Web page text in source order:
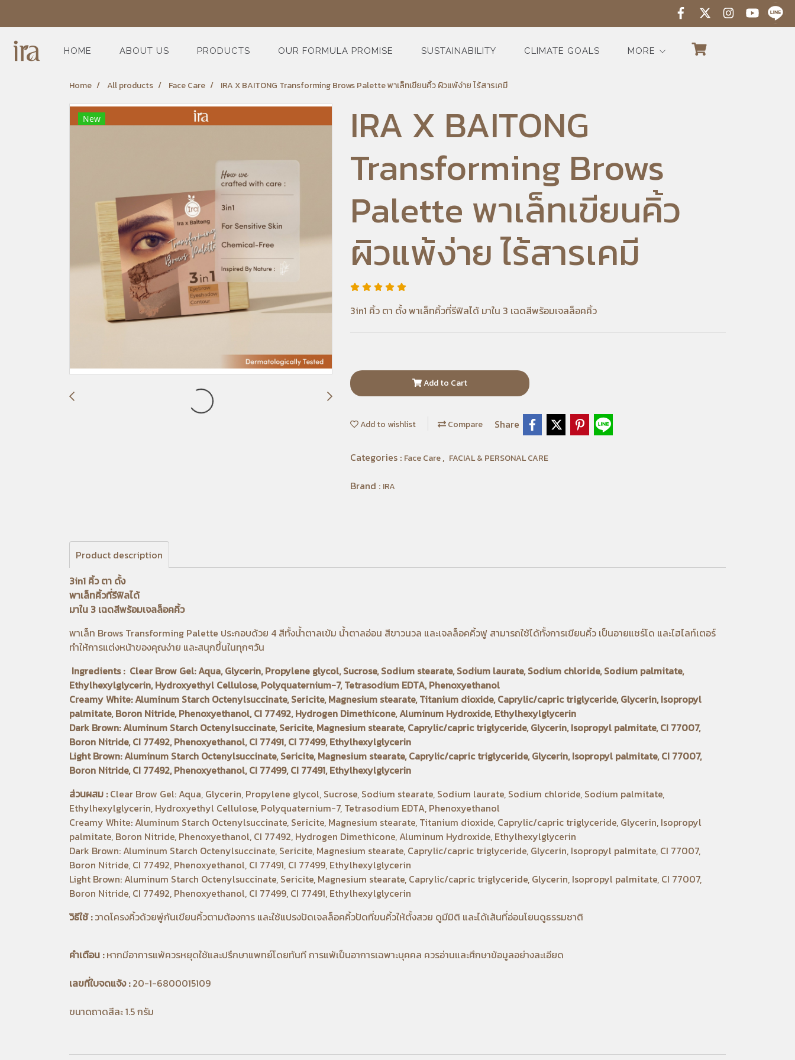
HOME ABOUT US PRODUCTS OUR FORMULA PROMISE SUSTAINABILITY CLIMATE GOALS MORE
Home All products Face Care IRA X BAITONG Transforming Brows Palette พาเล็ทเขียนคิ้ว ผิวแพ้ง่าย ไร้สารเคมี
New
IRA X BAITONG
Transforming Brows
Palette พาเล็ทเขียนคิ้ว
ผิวแพ้ง่าย ไร้สารเคมี
3in1 คิ้ว ตา ดั้ง พาเล็ทคิ้วที่รีฟิลได้ มาใน 3 เฉดสีพร้อมเจลล็อคคิ้ว
Add to Cart
Add to wishlist Compare Share
Categories : Face Care, FACIAL & PERSONAL CARE
Brand : IRA
Product description
3in1 คิ้ว ตา ดั้ง
พาเล็ทคิ้วที่รีฟิลได้
มาใน 3 เฉดสีพร้อมเจลล็อคคิ้ว
พาเล็ท Brows Transforming Palette ประกอบด้วย 4 สีทั้งน้ำตาลเข้ม น้ำตาลอ่อน สีขาวนวล และเจลล็อคคิ้วฟู สามารถใช้ได้ทั้งการเขียนคิ้ว เป็นอายแชร์โด และไฮไลท์เตอร์
ทำให้การแต่งหน้าของคุณง่าย และสนุกขึ้นในทุกๆวัน
Ingredients : Clear Brow Gel: Aqua, Glycerin, Propylene glycol, Sucrose, Sodium stearate, Sodium laurate, Sodium chloride, Sodium palmitate,
Ethylhexylglycerin, Hydroxyethyl Cellulose, Polyquaternium-7, Tetrasodium EDTA, Phenoxyethanol
Creamy White: Aluminum Starch Octenylsuccinate, Sericite, Magnesium stearate, Titanium dioxide, Caprylic/capric triglyceride, Glycerin, Isopropyl
palmitate, Boron Nitride, Phenoxyethanol, CI 77492, Hydrogen Dimethicone, Aluminum Hydroxide, Ethylhexylglycerin
Dark Brown: Aluminum Starch Octenylsuccinate, Sericite, Magnesium stearate, Caprylic/capric triglyceride, Glycerin, Isopropyl palmitate, CI 77007,
Boron Nitride, CI 77492, Phenoxyethanol, CI 77491, CI 77499, Ethylhexylglycerin
Light Brown: Aluminum Starch Octenylsuccinate, Sericite, Magnesium stearate, Caprylic/capric triglyceride, Glycerin, Isopropyl palmitate, CI 77007,
Boron Nitride, CI 77492, Phenoxyethanol, CI 77499, CI 77491, Ethylhexylglycerin
ส่วนผสม :Clear Brow Gel: Aqua, Glycerin, Propylene glycol, Sucrose, Sodium stearate, Sodium laurate, Sodium chloride, Sodium palmitate,
Ethylhexylglycerin, Hydroxyethyl Cellulose, Polyquaternium-7, Tetrasodium EDTA, Phenoxyethanol
Creamy White: Aluminum Starch Octenylsuccinate, Sericite, Magnesium stearate, Titanium dioxide, Caprylic/capric triglyceride, Glycerin, Isopropyl
palmitate, Boron Nitride, Phenoxyethanol, CI 77492, Hydrogen Dimethicone, Aluminum Hydroxide, Ethylhexylglycerin
Dark Brown: Aluminum Starch Octenylsuccinate, Sericite, Magnesium stearate, Caprylic/capric triglyceride, Glycerin, Isopropyl palmitate, CI 77007,
Boron Nitride, CI 77492, Phenoxyethanol, CI 77491, CI 77499, Ethylhexylglycerin
Light Brown: Aluminum Starch Octenylsuccinate, Sericite, Magnesium stearate, Caprylic/capric triglyceride, Glycerin, Isopropyl palmitate, CI 77007,
Boron Nitride, CI 77492, Phenoxyethanol, CI 77499, CI 77491, Ethylhexylglycerin
วิธีใช้ :วาดโครงคิ้วด้วยพู่กันเขียนคิ้วตามต้องการ และใช้แปรงปัดเจลล็อคคิ้วปัดที่ขนคิ้วให้ตั้งสวย ดูมีมิติ และได้เส้นที่อ่อนโยนดูธรรมชาติ
คำเตือน :หากมีอาการแพ้ควรหยุดใช้และปรึกษาแพทย์โดยทันที การแพ้เป็นอาการเฉพาะบุคคล ควรอ่านและศึกษาข้อมูลอย่างละเอียด
เลขที่ใบจดแจ้ง :20-1-6800015109
ขนาดถาดสีละ 1.5 กรัม